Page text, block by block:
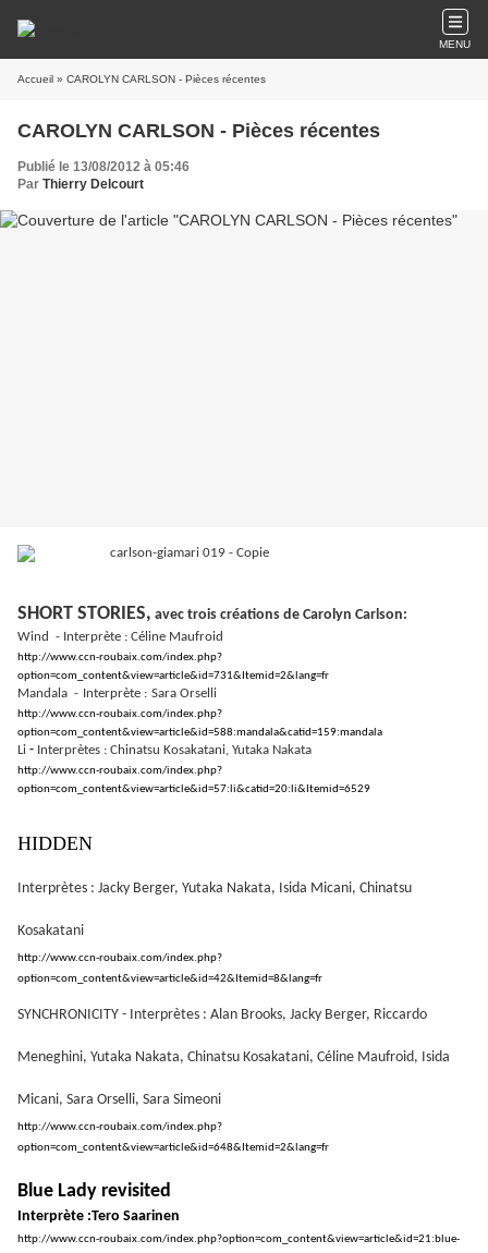
MENU
Accueil » CAROLYN CARLSON - Pièces récentes
CAROLYN CARLSON - Pièces récentes
Publié le 13/08/2012 à 05:46
Par Thierry Delcourt
SHORT STORIES, avec trois créations de Carolyn Carlson:
Wind - Interprète : Céline Maufroid
http://www.ccn-roubaix.com/index.php?
option=com_content&view=article&id=731&Itemid=2&lang=fr
Mandala - Interprète : Sara Orselli
http://www.ccn-roubaix.com/index.php?
option=com_content&view=article&id=588:mandala&catid=159:mandala
Li - Interprètes : Chinatsu Kosakatani, Yutaka Nakata
http://www.ccn-roubaix.com/index.php?
option=com_content&view=article&id=57:li&catid=20:li&Itemid=6529
HIDDEN
Interprètes : Jacky Berger, Yutaka Nakata, Isida Micani, Chinatsu
Kosakatani
http://www.ccn-roubaix.com/index.php?
option=com_content&view=article&id=42&Itemid=8&lang=fr
SYNCHRONICITY - Interprètes : Alan Brooks, Jacky Berger, Riccardo
Meneghini, Yutaka Nakata, Chinatsu Kosakatani, Céline Maufroid, Isida
Micani, Sara Orselli, Sara Simeoni
http://www.ccn-roubaix.com/index.php?
option=com_content&view=article&id=648&Itemid=2&lang=fr
Blue Lady revisited
Interprète :Tero Saarinen
http://www.ccn-roubaix.com/index.php?option=com_content&view=article&id=21:blue-